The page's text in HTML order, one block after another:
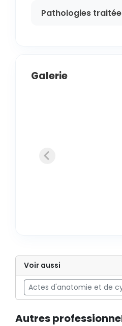
Pathologies
Galerie
Voir aussi
Actes d'anatomie et de
Autres